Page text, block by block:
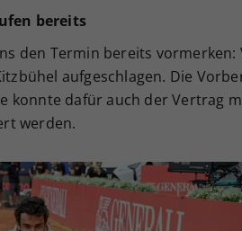
bereits
den Termin bereits vormerken:
aufgeschlagen. Die
konnte dafür auch der Vertrag
werden.